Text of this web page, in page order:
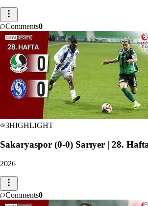
Comments0
3HIGHLIGHT
Sakaryaspor (0-0) Sarıyer | 28.
2026
Comments0